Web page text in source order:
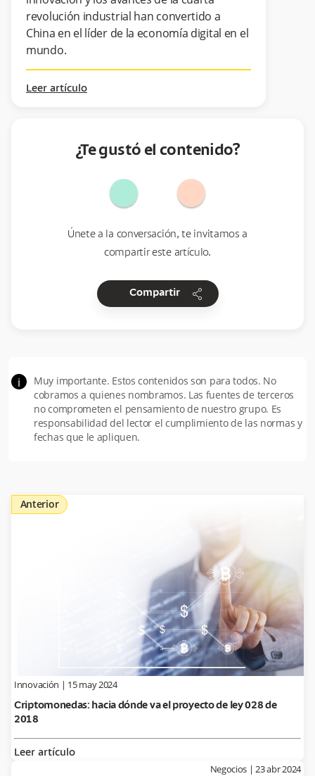
revolución industrial han convertido a
China en el líder de la economía digital en el
mundo.
Leer artículo
¿Te gustó el contenido?
Únete a la conversación, te invitamos a
compartir este artículo.
Compartir share
i
Muy importante. Estos contenidos son para todos. No
cobramos a quienes nombramos. Las fuentes de terceros
no comprometen el pensamiento de nuestro grupo. Es
responsabilidad del lector el cumplimiento de las normas y
fechas que le apliquen.
Anterior
Innovación | 15 may 2024
Criptomonedas: hacia dónde va el proyecto de ley 028 de
2018
Leer artículo
Negocios | 23 abr 2024